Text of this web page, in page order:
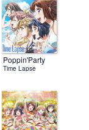
Poppin'Party
Time Lapse